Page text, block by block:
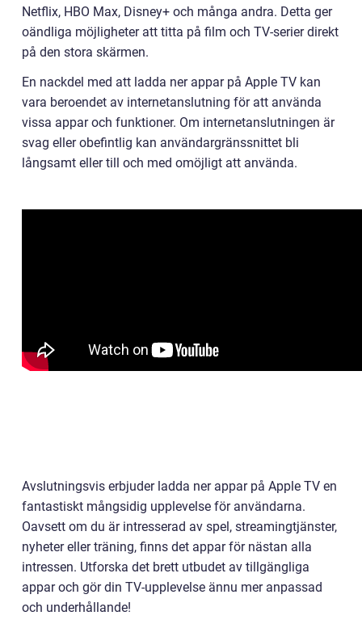
Netflix, HBO Max, Disney+ och många andra. Detta ger
oändliga möjligheter att titta på film och TV-serier direkt
på den stora skärmen.
En nackdel med att ladda ner appar på Apple TV kan
vara beroendet av internetanslutning för att använda
vissa appar och funktioner. Om internetanslutningen är
svag eller obefintlig kan användargränssnittet bli
långsamt eller till och med omöjligt att använda.
Avslutningsvis erbjuder ladda ner appar på Apple TV en
fantastiskt mångsidig upplevelse för användarna.
Oavsett om du är intresserad av spel, streamingtjänster,
nyheter eller träning, finns det appar för nästan alla
intressen. Utforska det brett utbudet av tillgängliga
appar och gör din TV-upplevelse ännu mer anpassad
och underhållande!